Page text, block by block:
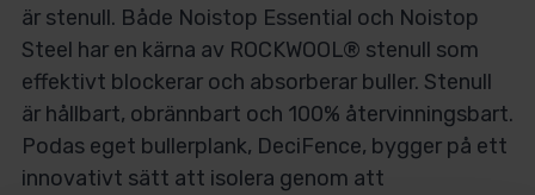
är stenull. Både Noistop Essential och Noistop
Steel har en kärna av ROCKWOOL® stenull som
effektivt blockerar och absorberar buller. Stenull
är hållbart, obrännbart och 100% återvinningsbart.
Podas eget bullerplank, DeciFence, bygger på ett
innovativt sätt att isolera genom att